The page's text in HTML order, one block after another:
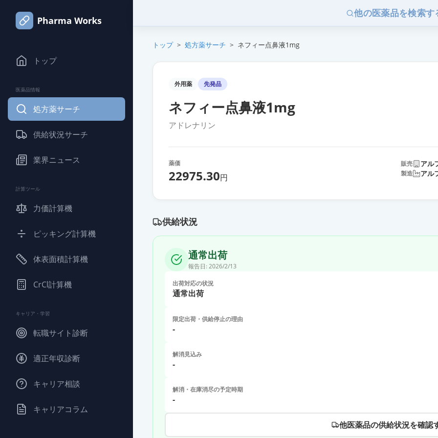
Pharma Works
トップ
医薬品情報
処方薬サーチ
供給状況サーチ
業界ニュース
計算ツール
力価計算機
ピッキング計算機
体表面積計算機
CrCl計算機
キャリア・学習
転職サイト診断
適正年収診断
キャリア相談
キャリアコラム
他の医薬品を検索す
トップ > 処方薬サーチ > ネフィー点鼻液1mg
外用薬 先発品
ネフィー点鼻液1mg
アドレナリン
薬価
22975.30円
販売 アル
製造 アル
供給状況
通常出荷
報告日: 2026/2/13
出荷対応の状況
通常出荷
限定出荷・供給停止の理由
-
解消見込み
-
解消・在庫消尽の予定時期
-
他医薬品の供給状況を確認